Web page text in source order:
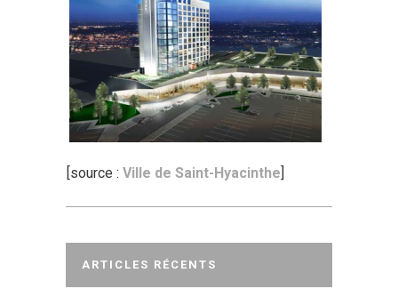
[source : Ville de Saint-Hyacinthe]
ARTICLES RÉCENTS